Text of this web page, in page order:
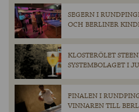
SEGERN I
OCH BERLINER
KLOSTERÖLET
SYSTEMBOLAGET I
FINALEN I
VINNAREN TILL